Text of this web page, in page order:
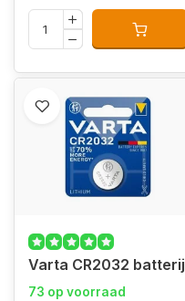
Varta CR2032 batterij
73 op voorraad